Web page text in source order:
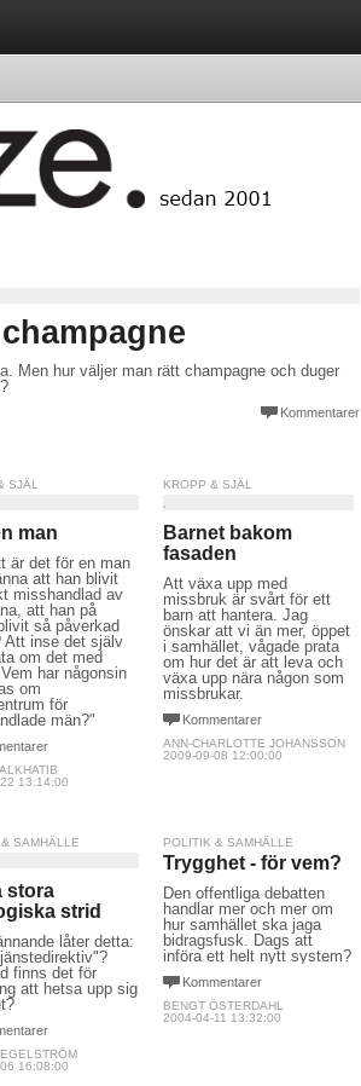
Men hur väljer man rätt champagne och duger
Kommentarer
SJÄL
man
är det för en man
att han blivit
misshandlad av
att han på
så påverkad
Att inse det själv
om det med
har någonsin
om
för
män?"
13:14:00
KROPP & SJÄL
Barnet bakom
fasaden
Att växa upp med
missbruk är svårt för ett
barn att hantera. Jag
önskar att vi än mer, öppet
i samhället, vågade prata
om hur det är att leva och
växa upp nära någon som
missbrukar.
Kommentarer
ANN-CHARLOTTE JOHANSSON
2009-09-08 12:00:00
SAMHÄLLE
stora
strid
låter detta:
finns det för
att hetsa upp sig
16:08:00
POLITIK & SAMHÄLLE
Trygghet - för vem?
Den offentliga debatten
handlar mer och mer om
hur samhället ska jaga
bidragsfusk. Dags att
införa ett helt nytt system?
Kommentarer
BENGT ÖSTERDAHL
2004-04-11 13:32:00